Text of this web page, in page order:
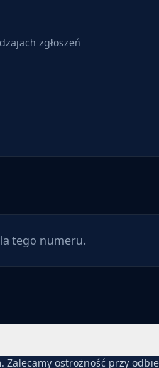
zgłoszeń
tego numeru.
Zalecamy ostrożność przy